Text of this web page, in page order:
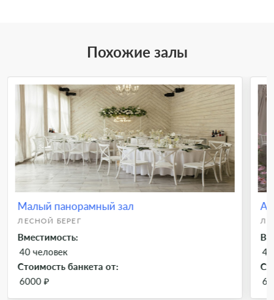
Похожие залы
Малый панорамный зал
ЛЕСНОЙ БЕРЕГ
Вместимость:
40 человек
Стоимость банкета от:
6000 ₽